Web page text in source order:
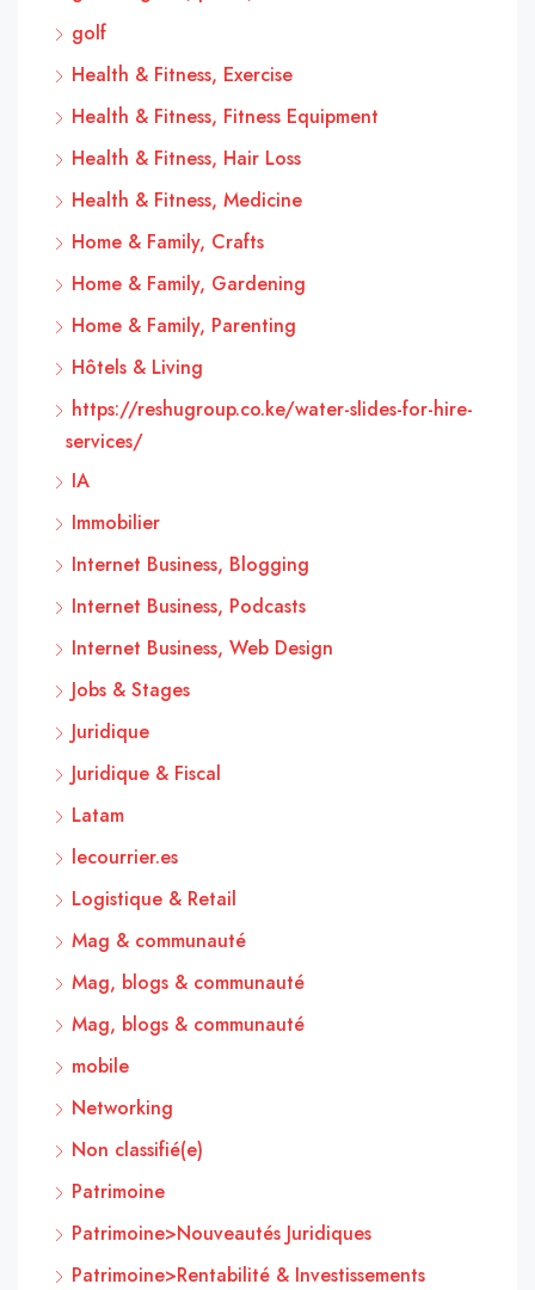
golf
Health & Fitness, Exercise
Health & Fitness, Fitness Equipment
Health & Fitness, Hair Loss
Health & Fitness, Medicine
Home & Family, Crafts
Home & Family, Gardening
Home & Family, Parenting
Hôtels & Living
https://reshugroup.co.ke/water-slides-for-hire-
services/
IA
Immobilier
Internet Business, Blogging
Internet Business, Podcasts
Internet Business, Web Design
Jobs & Stages
Juridique
Juridique & Fiscal
Latam
lecourrier.es
Logistique & Retail
Mag & communauté
Mag, blogs & communauté
Mag, blogs & communauté
mobile
Networking
Non classifié(e)
Patrimoine
Patrimoine>Nouveautés Juridiques
Patrimoine>Rentabilité & Investissements